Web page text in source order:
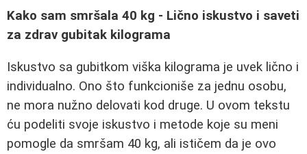
Kako sam smršala 40 kg - Lično iskustvo i saveti
za zdrav gubitak kilograma
Iskustvo sa gubitkom viška kilograma je uvek lično i
individualno. Ono što funkcioniše za jednu osobu,
ne mora nužno delovati kod druge. U ovom tekstu
ću podeliti svoje iskustvo i metode koje su meni
pomogle da smršam 40 kg, ali ističem da je ovo